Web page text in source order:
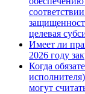
целевая
Имеет ли
2026 году
Когда
могут